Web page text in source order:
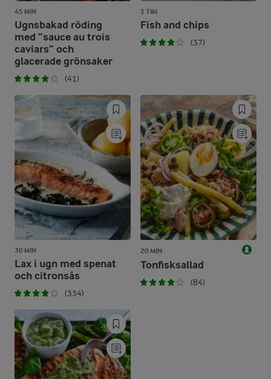
45 MIN
Ugnsbakad röding
med ”sauce au trois
caviars” och
glacerade grönsaker
(41)
1 TIM
Fish and chips
(37)
30 MIN
Lax i ugn med spenat
och citronsås
(334)
20 MIN
Tonfisksallad
(84)